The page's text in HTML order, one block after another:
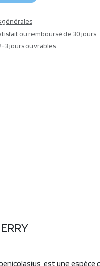
générales
ou remboursé de 30 jours
3 jours ouvrables
est une espèce